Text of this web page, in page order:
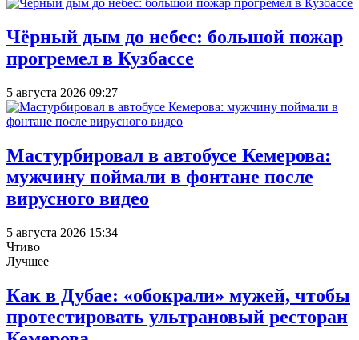
Чёрный дым до небес: большой пожар
прогремел в Кузбассе
5 августа 2026 09:27
Мастурбировал в автобусе Кемерова:
мужчину поймали в фонтане после
вирусного видео
5 августа 2026 15:34
Чтиво
Лучшее
Как в Дубае: «обокрали» мужей, чтобы
протестировать ультрановый ресторан